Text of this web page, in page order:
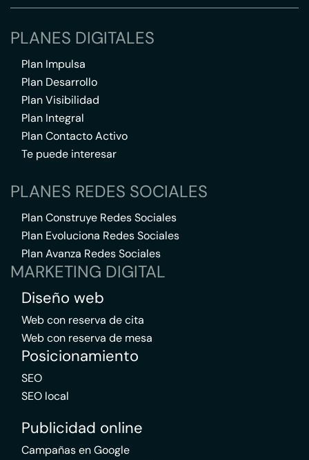
PLANES DIGITALES
Plan Impulsa
Plan Desarrollo
Plan Visibilidad
Plan Integral
Plan Contacto Activo
Te puede interesar
PLANES REDES SOCIALES
Plan Construye Redes Sociales
Plan Evoluciona Redes Sociales
Plan Avanza Redes Sociales
MARKETING DIGITAL
Diseño web
Web con reserva de cita
Web con reserva de mesa
Posicionamiento
SEO
SEO local
Publicidad online
Campañas en Google